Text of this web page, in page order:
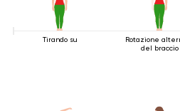
Tirando su
Rotazione
del braccio